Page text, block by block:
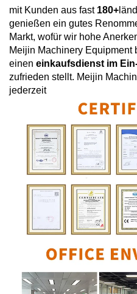
mit Kunden aus fast 180+
genießen ein gutes
Markt, wofür wir hohe
Meijin Machinery Equipment
einen einkaufsdienst im
zufrieden stellt. Meijin
jederzeit